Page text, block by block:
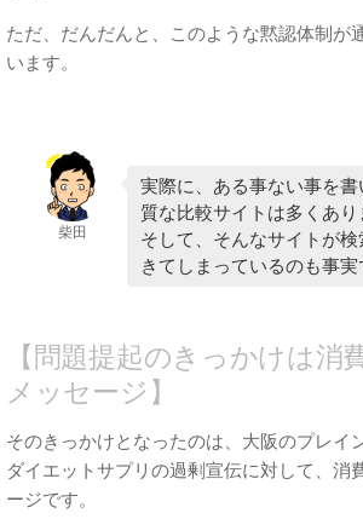
ただ、だんだんと、このような黙認体制が
います。
柴田
実際に、ある事ない事を
質な比較サイトは多くあり
そして、そんなサイトが
きてしまっているのも事実
【問題提起のきっかけは消
メッセージ】
そのきっかけとなったのは、大阪のプレイ
ダイエットサプリの過剰宣伝に対して、消
ージです。